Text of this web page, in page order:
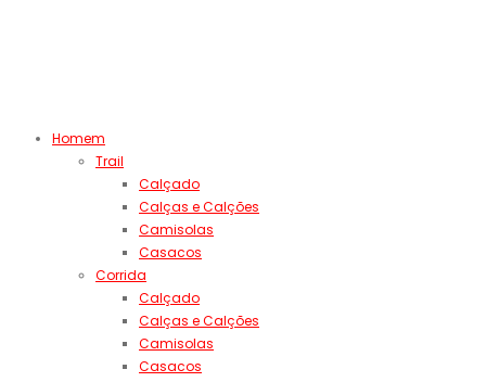
Homem
Trail
Calçado
Calças e Calções
Camisolas
Casacos
Corrida
Calçado
Calças e Calções
Camisolas
Casacos